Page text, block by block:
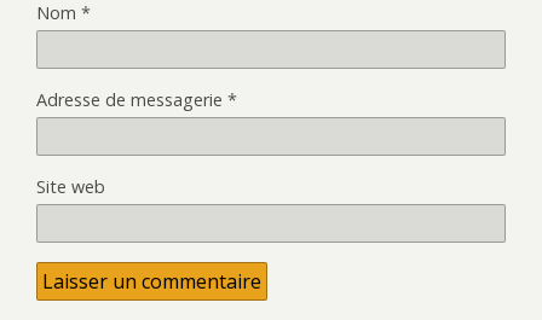
Nom *
Adresse de messagerie *
Site web